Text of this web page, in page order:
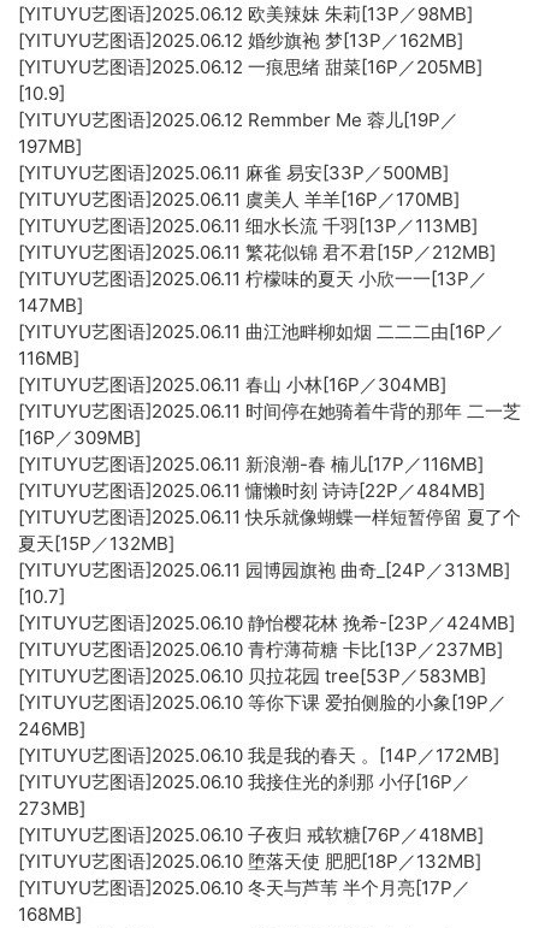
[YITUYU艺图语]2025.06.12 欧美辣妹 朱莉[13P／98MB]
[YITUYU艺图语]2025.06.12 婚纱旗袍 梦[13P／162MB]
[YITUYU艺图语]2025.06.12 一痕思绪 甜菜[16P／205MB]
[10.9]
[YITUYU艺图语]2025.06.12 Remmber Me 蓉儿[19P／
197MB]
[YITUYU艺图语]2025.06.11 麻雀 易安[33P／500MB]
[YITUYU艺图语]2025.06.11 虞美人 羊羊[16P／170MB]
[YITUYU艺图语]2025.06.11 细水长流 千羽[13P／113MB]
[YITUYU艺图语]2025.06.11 繁花似锦 君不君[15P／212MB]
[YITUYU艺图语]2025.06.11 柠檬味的夏天 小欣一一[13P／
147MB]
[YITUYU艺图语]2025.06.11 曲江池畔柳如烟 二二二由[16P／
116MB]
[YITUYU艺图语]2025.06.11 春山 小林[16P／304MB]
[YITUYU艺图语]2025.06.11 时间停在她骑着牛背的那年 二一芝
[16P／309MB]
[YITUYU艺图语]2025.06.11 新浪潮-春 楠儿[17P／116MB]
[YITUYU艺图语]2025.06.11 慵懒时刻 诗诗[22P／484MB]
[YITUYU艺图语]2025.06.11 快乐就像蝴蝶一样短暂停留 夏了个
夏天[15P／132MB]
[YITUYU艺图语]2025.06.11 园博园旗袍 曲奇_[24P／313MB]
[10.7]
[YITUYU艺图语]2025.06.10 静怡樱花林 挽希-[23P／424MB]
[YITUYU艺图语]2025.06.10 青柠薄荷糖 卡比[13P／237MB]
[YITUYU艺图语]2025.06.10 贝拉花园 tree[53P／583MB]
[YITUYU艺图语]2025.06.10 等你下课 爱拍侧脸的小象[19P／
246MB]
[YITUYU艺图语]2025.06.10 我是我的春天 。[14P／172MB]
[YITUYU艺图语]2025.06.10 我接住光的刹那 小仔[16P／
273MB]
[YITUYU艺图语]2025.06.10 子夜归 戒软糖[76P／418MB]
[YITUYU艺图语]2025.06.10 堕落天使 肥肥[18P／132MB]
[YITUYU艺图语]2025.06.10 冬天与芦苇 半个月亮[17P／
168MB]